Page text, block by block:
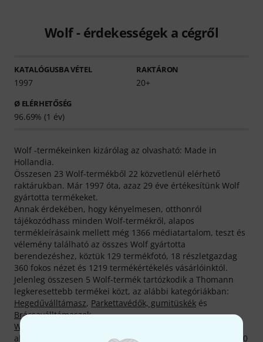
Wolf - érdekességek a cégről
KATALÓGUSBA VÉTEL
1997
RAKTÁRON
20+
Ø ELÉRHETŐSÉG
96.69% (1 év)
Wolf -termékeinken kizárólag az olvasható: Made in
Hollandia.
Összesen 23 Wolf-termékből 22 közvetlenül elérhető
raktárukban. Már 1997 óta, azaz 29 éve értékesítünk Wolf
gyártotta termékeket.
Annak érdekében, hogy kényelmesen, otthonról
tájékozódhass minden Wolf-termékről, alapos
termékleírásaink mellett még 1366 médiatartalom, teszt és
vélemény található az összes Wolf gyártotta
berendezéshez, köztük 129 termékfotó, 18 részletgazdag
360 fokos nézet és 1219 termékértékelés vásárlóinktól.
Jelenleg összesen 5 Wolf-termék tartózkodik a Thomann
legkeresettebb termékei közt, az alábbi kategóriákban:
Hegedűválltámasz, Parkettavédők, gumitüskék és
Brácsaválltámaszok.
Wolf Forte Secondo 4/4 -3/4 BK
abszolút legforróbb tagja. Eddig összesen több mint 20.000